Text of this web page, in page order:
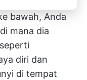
bawah, Anda
mana dia
diri dan
di tempat